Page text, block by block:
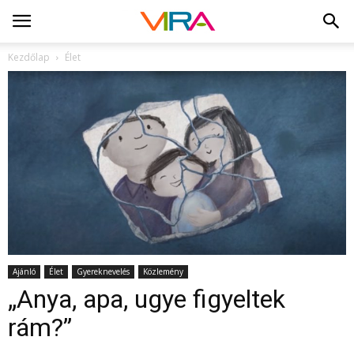
Kezdőlap Élet
Ajánló Élet Gyereknevelés Közlemény
„Anya, apa, ugye figyeltek
rám?”